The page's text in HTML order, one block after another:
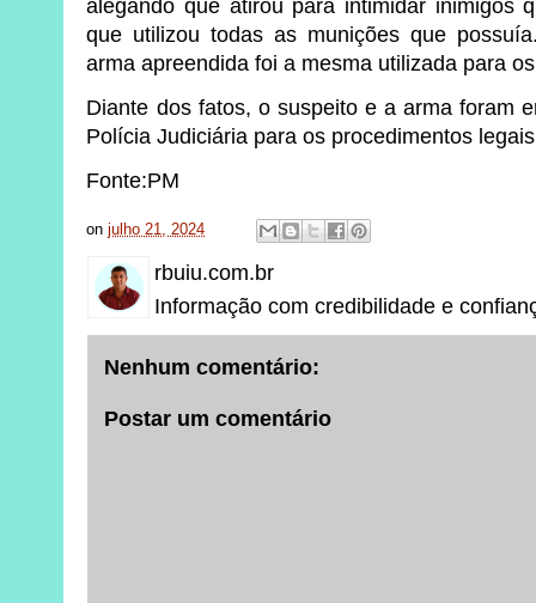
alegando que atirou para intimidar inimigos
que utilizou todas as munições que
arma apreendida foi a mesma utilizada para
Diante dos fatos, o suspeito e a arma foram
Polícia Judiciária para os procedimentos
Fonte:PM
onjulho 21, 2024
rbuiu.com.br
Informação com credibilidade e
Nenhum comentário:
Postar um comentário